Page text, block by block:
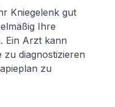
Kniegelenk gut
Ihre
Ein Arzt kann
diagnostizieren
zu